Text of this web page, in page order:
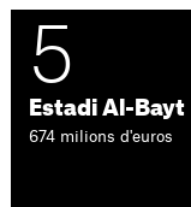
5
Estadi Al-Bayt
674 milions d'euros